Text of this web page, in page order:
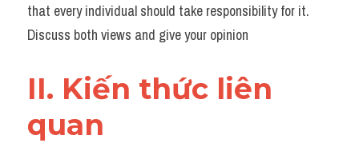
Đề thi thật Task 1
Task 1
Đề thi IELTS thật
that every individual should take responsibility for it.
Discuss both views and give your opinion
II. Kiến thức liên
quan